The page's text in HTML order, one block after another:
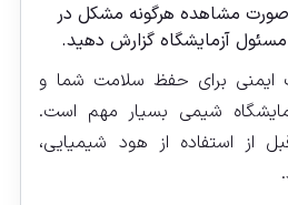
مشاهده هرگونه مشکل در
مسئول آزمایشگاه گزارش دهید.
ایمنی برای حفظ سلامت شما و
شیمی بسیار مهم است.
از استفاده از هود شیمیایی،